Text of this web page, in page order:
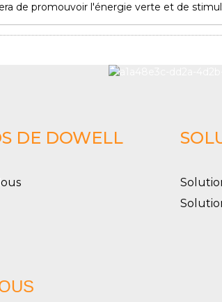
de promouvoir l'énergie verte et de
DE DOWELL